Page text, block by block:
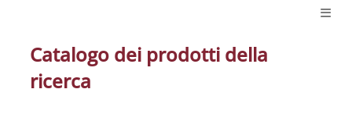
Catalogo dei prodotti della
ricerca